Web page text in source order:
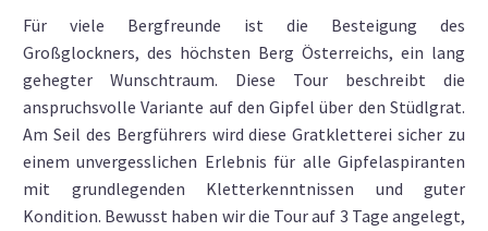
Für viele Bergfreunde ist die Besteigung des
Großglockners, des höchsten Berg Österreichs, ein lang
gehegter Wunschtraum. Diese Tour beschreibt die
anspruchsvolle Variante auf den Gipfel über den Stüdlgrat.
Am Seil des Bergführers wird diese Gratkletterei sicher zu
einem unvergesslichen Erlebnis für alle Gipfelaspiranten
mit grundlegenden Kletterkenntnissen und guter
Kondition. Bewusst haben wir die Tour auf 3 Tage angelegt,